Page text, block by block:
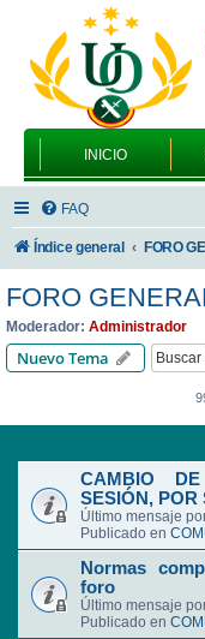
INICIO
FAQ
Índice general
FORO
Moderador: Administrador
Nuevo Tema
CAMBIO
SESIÓN, POR
Último mensaje
Publicado en
Normas
foro
Último mensaje
Publicado en